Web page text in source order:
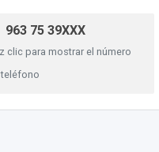
963 75 39XXX
clic para mostrar el número